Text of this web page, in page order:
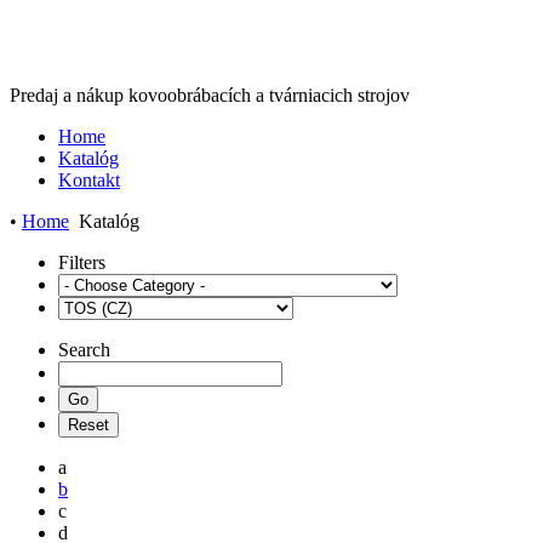
Predaj a nákup kovoobrábacích a tvárniacich strojov
Home
Katalóg
Kontakt
• Home Katalóg
Filters
Search
a
b
c
d